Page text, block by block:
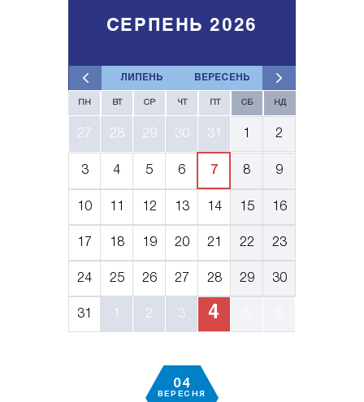
ЛИПЕНЬ ВЕРЕСЕНЬ
СЕРПЕНЬ 2026
ПН ВТ СР ЧТ ПТ СБ НД
27 28 29 30 31 1 2
3 4 5 6 7 8 9
10 11 12 13 14 15 16
17 18 19 20 21 22 23
24 25 26 27 28 29 30
31 1 2 3 4
04
ВЕРЕСНЯ